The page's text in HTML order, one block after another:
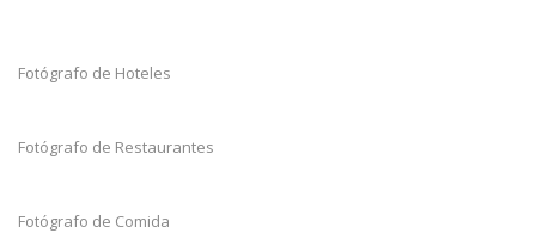
Fotógrafo de Hoteles
Fotógrafo de Restaurantes
Fotógrafo de Comida